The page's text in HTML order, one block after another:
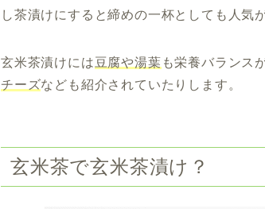
し茶漬けにすると締めの一杯としても人気
玄米茶漬けには豆腐や湯葉 も栄養バランス
チーズなども紹介されていたりします。
玄米茶で玄米茶漬け？